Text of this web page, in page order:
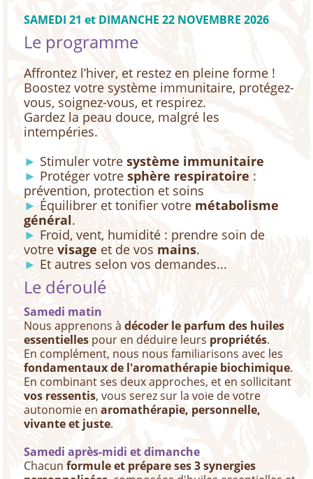
SAMEDI 21 et DIMANCHE 22 NOVEMBRE 2026
Le programme
Affrontez l’hiver, et restez en pleine forme !
Boostez votre système immunitaire, protégez-
vous, soignez-vous, et respirez.
Gardez la peau douce, malgré les
intempéries.
► Stimuler votresystème immunitaire
► Protéger votresphère respiratoire :
prévention, protection et soins
► Équilibrer et tonifier votre métabolisme
général.
► Froid, vent, humidité : prendre soin de
votrevisage et de vos mains.
► Et autres selon vos demandes...
Le déroulé
Samedi matin
Nous apprenons àdécoder le parfum des huiles
essentielles pour en déduire leurs propriétés.
En complément, nous nous familiarisons avec les
fondamentaux de l'aromathérapie biochimique.
En combinant ses deux approches, et en sollicitant
vos ressentis, vous serez sur la voie de votre
autonomie enaromathérapie, personnelle,
vivante et juste.
Samedi après-midi et dimanche
Chacunformule et prépare ses 3 synergies